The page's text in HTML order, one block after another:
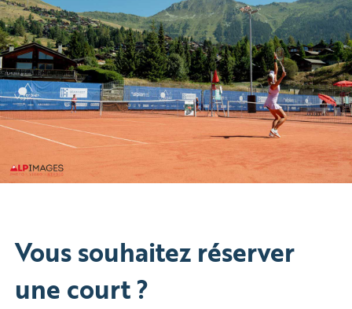
Vous souhaitez réserver
une court ?